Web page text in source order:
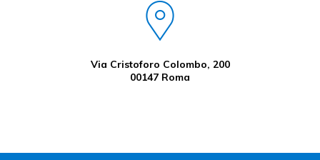
Via Cristoforo Colombo, 200
00147 Roma